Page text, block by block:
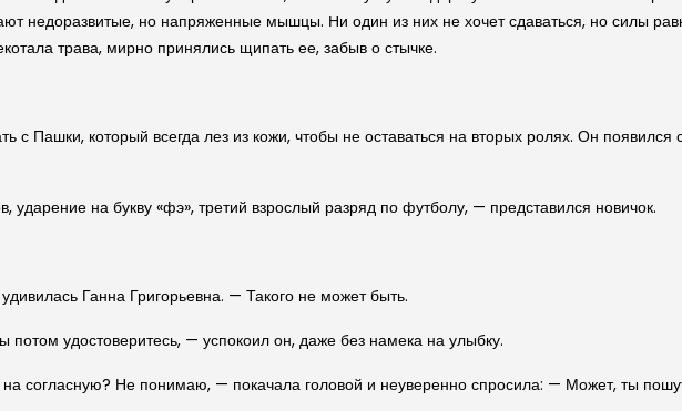
недоразвитые, но напряженные мышцы. Ни один из них не хочет сдаваться, но силы
трава, мирно принялись щипать ее, забыв о стычке.
с Пашки, который всегда лез из кожи, чтобы не оставаться на вторых ролях. Он
на букву «фэ», третий взрослый разряд по футболу, — представился новичок.
Ганна Григорьевна. — Такого не может быть.
удостоверитесь, — успокоил он, даже без намека на улыбку.
согласную? Не понимаю, — покачала головой и неуверенно спросила: — Может, ты